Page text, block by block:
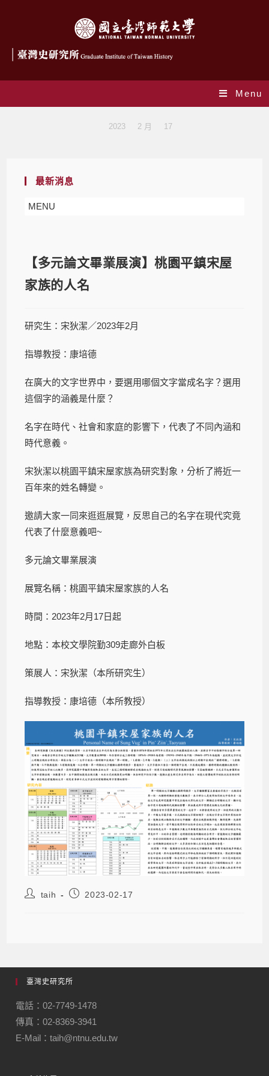
Menu
2023 2 月 17
最新消息
MENU
【多元論文畢業展演】桃園平鎮宋屋
家族的人名
研究生：宋狄潔／2023年2月
指導教授：康培德
在廣大的文字世界中，要選用哪個文字當成名字？選用
這個字的涵義是什麼？
名字在時代、社會和家庭的影響下，代表了不同內涵和
時代意義。
宋狄潔以桃園平鎮宋屋家族為研究對象，分析了將近一
百年來的姓名轉變。
邀請大家一同來逛逛展覽，反思自己的名字在現代究竟
代表了什麼意義吧~
多元論文畢業展演
展覽名稱：桃園平鎮宋屋家族的人名
時間：2023年2月17日起
地點：本校文學院勤309走廊外白板
策展人：宋狄潔（本所研究生）
指導教授：康培德（本所教授）
taih 2023-02-17
臺灣史研究所
電話：02-7749-1478
傳真：02-8369-3941
E-Mail：taih@ntnu.edu.tw